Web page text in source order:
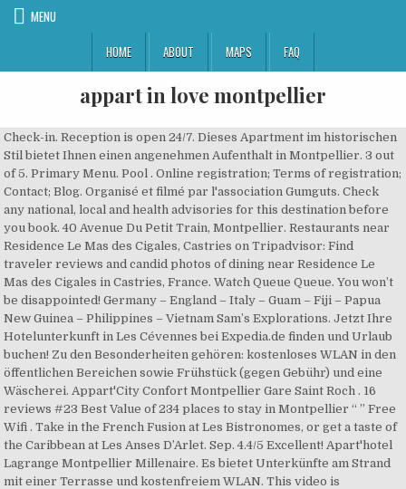
MENU
HOME
ABOUT MAPS FAQ
appart in love montpellier
Check-in. Reception is open 24/7. Dieses Apartment im historischen
Stil bietet Ihnen einen angenehmen Aufenthalt in Montpellier. 3 out
of 5. Primary Menu. Pool . Online registration; Terms of registration;
Contact; Blog. Organisé et filmé par l'association Gumguts. Check
any national, local and health advisories for this destination before
you book. 40 Avenue Du Petit Train, Montpellier. Restaurants near
Residence Le Mas des Cigales, Castries on Tripadvisor: Find
traveler reviews and candid photos of dining near Residence Le
Mas des Cigales in Castries, France. Watch Queue Queue. You won’t
be disappointed! Germany – England – Italy – Guam – Fiji – Papua
New Guinea – Philippines – Vietnam Sam’s Explorations. Jetzt Ihre
Hotelunterkunft in Les Cévennes bei Expedia.de finden und Urlaub
buchen! Zu den Besonderheiten gehören: kostenloses WLAN in den
öffentlichen Bereichen sowie Frühstück (gegen Gebühr) und eine
Wäscherei. Appart'City Confort Montpellier Gare Saint Roch . 16
reviews #23 Best Value of 234 places to stay in Montpellier “ ” Free
Wifi . Take in the French Fusion at Les Bistronomes, or get a taste of
the Caribbean at Les Anses D’Arlet. Sep. 4.4/5 Excellent! Apart'hotel
Lagrange Montpellier Millenaire. Es bietet Unterkünfte am Strand
mit einer Terrasse und kostenfreiem WLAN. This video is